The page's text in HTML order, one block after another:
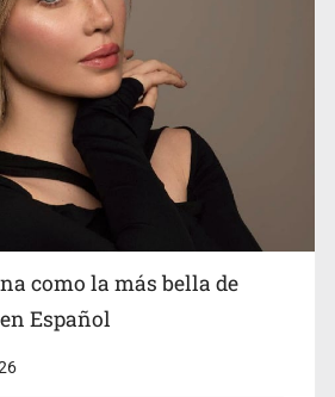
un riesgo epidemiológico
como la más bella de
Español